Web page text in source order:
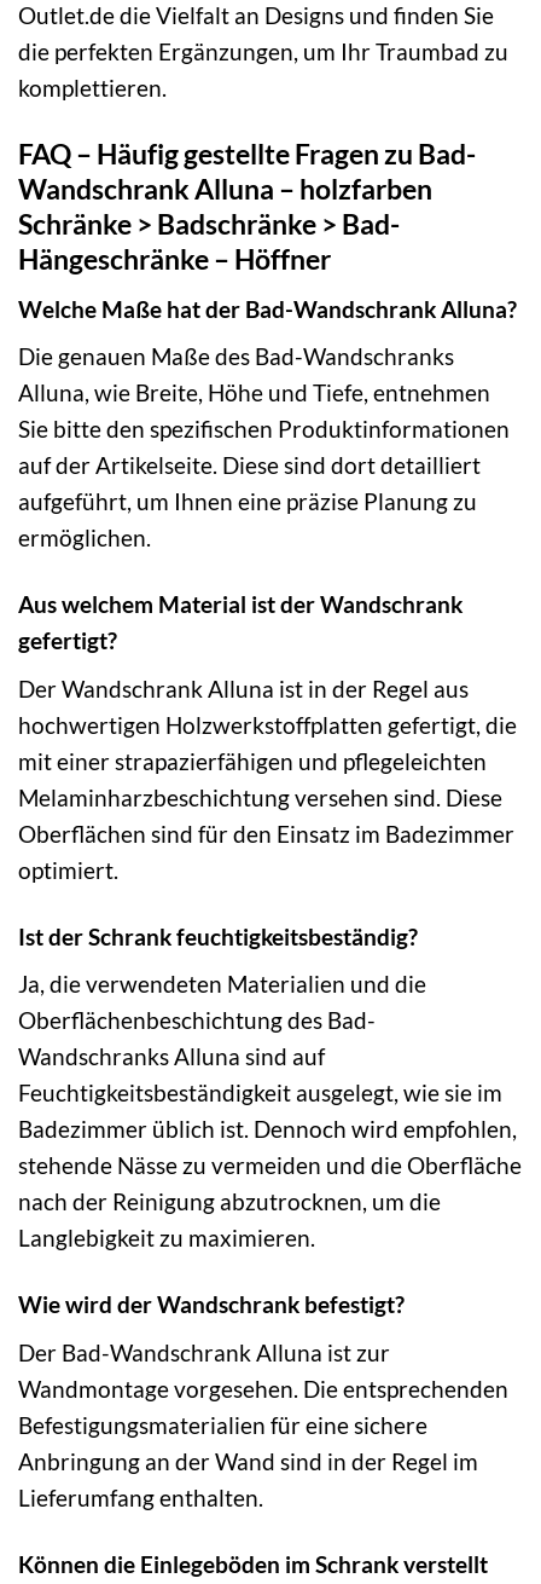
Outlet.de die Vielfalt an Designs und finden Sie
die perfekten Ergänzungen, um Ihr Traumbad zu
komplettieren.
FAQ – Häufig gestellte Fragen zu Bad-
Wandschrank Alluna – holzfarben
Schränke > Badschränke > Bad-
Hängeschränke – Höffner
Welche Maße hat der Bad-Wandschrank Alluna?
Die genauen Maße des Bad-Wandschranks
Alluna, wie Breite, Höhe und Tiefe, entnehmen
Sie bitte den spezifischen Produktinformationen
auf der Artikelseite. Diese sind dort detailliert
aufgeführt, um Ihnen eine präzise Planung zu
ermöglichen.
Aus welchem Material ist der Wandschrank
gefertigt?
Der Wandschrank Alluna ist in der Regel aus
hochwertigen Holzwerkstoffplatten gefertigt, die
mit einer strapazierfähigen und pflegeleichten
Melaminharzbeschichtung versehen sind. Diese
Oberflächen sind für den Einsatz im Badezimmer
optimiert.
Ist der Schrank feuchtigkeitsbeständig?
Ja, die verwendeten Materialien und die
Oberflächenbeschichtung des Bad-
Wandschranks Alluna sind auf
Feuchtigkeitsbeständigkeit ausgelegt, wie sie im
Badezimmer üblich ist. Dennoch wird empfohlen,
stehende Nässe zu vermeiden und die Oberfläche
nach der Reinigung abzutrocknen, um die
Langlebigkeit zu maximieren.
Wie wird der Wandschrank befestigt?
Der Bad-Wandschrank Alluna ist zur
Wandmontage vorgesehen. Die entsprechenden
Befestigungsmaterialien für eine sichere
Anbringung an der Wand sind in der Regel im
Lieferumfang enthalten.
Können die Einlegeböden im Schrank verstellt